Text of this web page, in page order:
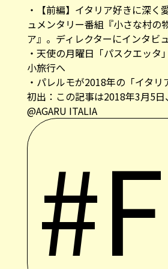
・
【前編】イタリア好きに深く
ュメンタリー番組『小さな村
ア』。ディレクターにインタビ
・ 天使の月曜日「パスクエッタ
小旅行へ
・ パレルモが2018年の「イタリ
初出：この記事は2018年3月5
@AGARU ITALIA